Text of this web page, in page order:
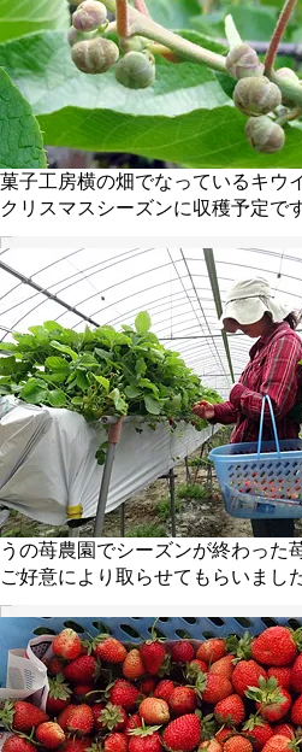
菓子工房横の畑でなっているキウ
クリスマスシーズンに収穫予定で
うの苺農園でシーズンが終わった
ご好意により取らせてもらいました